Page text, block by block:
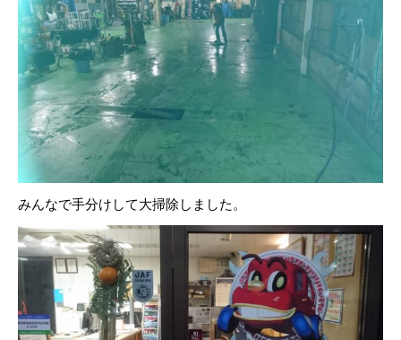
みんなで手分けして大掃除しました。